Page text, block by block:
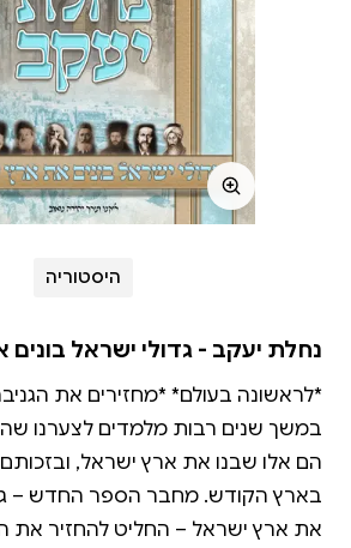
היסטוריה
נחלת יעקב - גדולי ישראל
במשך שנים רבות מלמדים לצערנו
הם אלו שבנו את ארץ ישראל, ובזכותם
בארץ הקודש. מחבר הספר החדש –
את ארץ ישראל – החליט להחזיר את